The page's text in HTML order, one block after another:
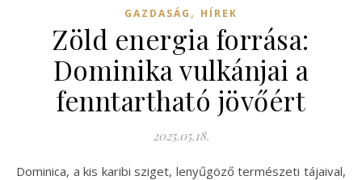
GAZDASÁG , HÍREK
Zöld energia forrása:
Dominika vulkánjai a
fenntartható jövőért
2025.05.18.
Dominica, a kis karibi sziget, lenyűgöző természeti tájaival,